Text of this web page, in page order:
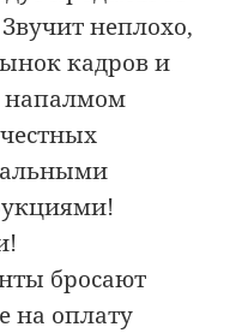
неплохо,
кадров и
бросают
на оплату